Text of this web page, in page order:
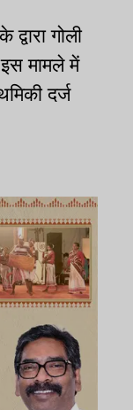
गोली
मामले में
दर्ज